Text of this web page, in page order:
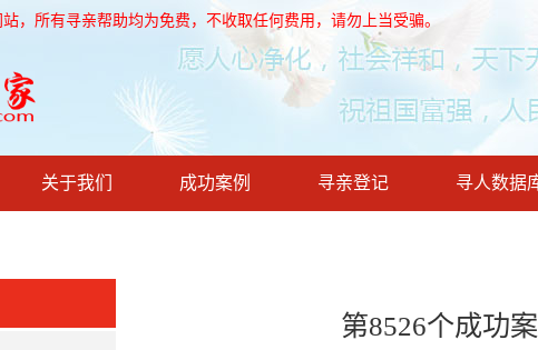
，所有寻亲帮助均为免费，不收取任何费用，请勿上当受骗。
关于我们 成功案例 寻亲登记 寻人数据
第8526个成功